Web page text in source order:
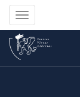
Toggle
navigation